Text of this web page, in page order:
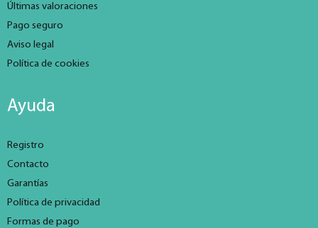
Últimas valoraciones
Pago seguro
Aviso legal
Política de cookies
Ayuda
Registro
Contacto
Garantías
Política de privacidad
Formas de pago